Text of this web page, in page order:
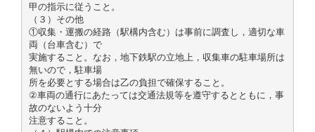
甲の指示に従うこと。
（３）その他
①収集・運搬の経路（駅構内含む）は事前に調査し，適切な車
両（台車含む）で
実施すること。なお，地下鉄駅の立地上，収集車の駐車場所は
無いので，駐車場
所を必要とする場合は乙の負担で確保すること。
②車両の通行にあたっては交通法規等を遵守するとともに，事
故のないよう十分
注意すること。